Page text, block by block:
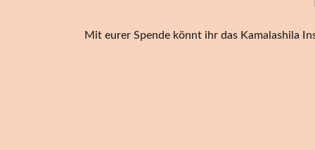
Mit eurer Spende könnt ihr das Kamalashila